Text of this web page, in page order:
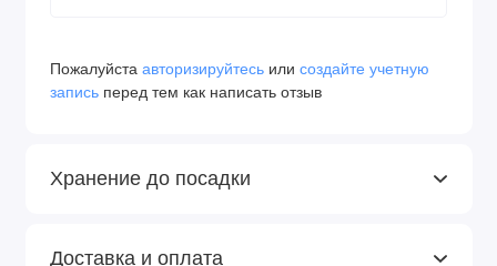
Пожалуйста авторизируйтесь или создайте учетную
запись перед тем как написать отзыв
Хранение до посадки
Доставка и оплата